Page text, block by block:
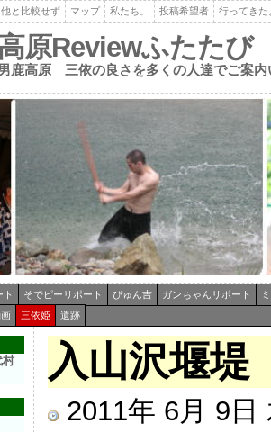
他と比較せず マップ 私たち。 投稿希望者 行ってきた
原Reviewふたたび
鹿高原 三依の良さを多くの人達でご案
そでピーリポート ぴゅん吉 ガンちゃんリポート
三依姫 遺跡
入山沢堰堤
2011年 6月 9